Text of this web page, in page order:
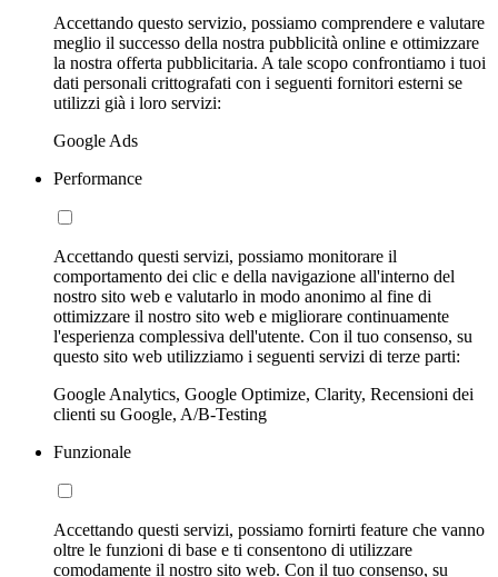
Accettando questo servizio, possiamo comprendere e valutare
meglio il successo della nostra pubblicità online e ottimizzare
la nostra offerta pubblicitaria. A tale scopo confrontiamo i tuoi
dati personali crittografati con i seguenti fornitori esterni se
utilizzi già i loro servizi:
Google Ads
Performance
Accettando questi servizi, possiamo monitorare il
comportamento dei clic e della navigazione all'interno del
nostro sito web e valutarlo in modo anonimo al fine di
ottimizzare il nostro sito web e migliorare continuamente
l'esperienza complessiva dell'utente. Con il tuo consenso, su
questo sito web utilizziamo i seguenti servizi di terze parti:
Google Analytics, Google Optimize, Clarity, Recensioni dei
clienti su Google, A/B-Testing
Funzionale
Accettando questi servizi, possiamo fornirti feature che vanno
oltre le funzioni di base e ti consentono di utilizzare
comodamente il nostro sito web. Con il tuo consenso, su